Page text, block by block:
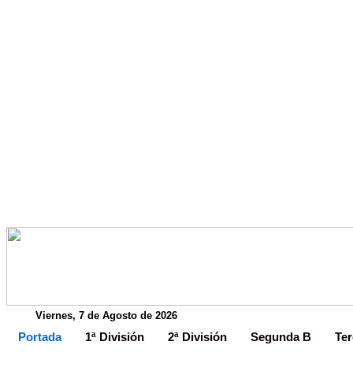
Viernes, 7 de Agosto de 2026
Portada 1ª División 2ª División Segunda B